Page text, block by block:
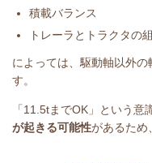
積載バランス
トレーラとトラクタの
によっては、駆動軸以外
す。
「11.5tまでOK 」という意
が起きる可能性があるため